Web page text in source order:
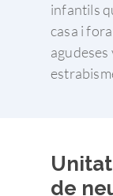
infantils
casa i
agudeses
Unitat
de